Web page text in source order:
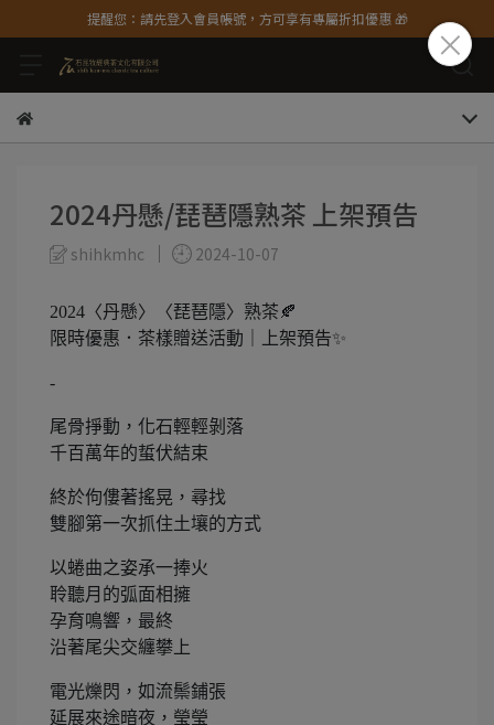
提醒您：請先登入會員帳號，方可享有專屬折扣優惠 🎁
2024丹懸/琵琶隱熟茶 上架預告
shihkmhc 2024-10-07
2024〈丹懸〉〈琵琶隱〉熟茶🍂
限時優惠．茶樣贈送活動｜上架預告✨
-
尾骨掙動，化石輕輕剝落
千百萬年的蜇伏結束
終於佝僂著搖晃，尋找
雙腳第一次抓住土壤的方式
以蜷曲之姿承一捧火
聆聽月的弧面相擁
孕育鳴響，最終
沿著尾尖交纏攀上
電光爍閃，如流鬃鋪張
延展來途暗夜，瑩瑩